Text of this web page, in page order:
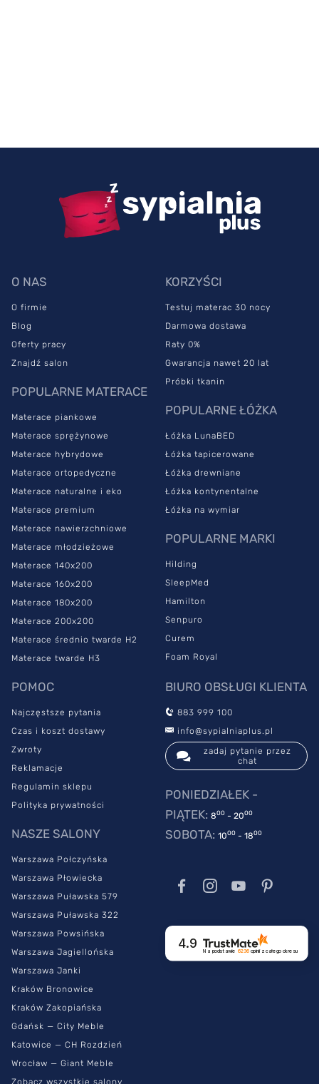
O NAS
O firmie
Blog
Oferty pracy
Znajdź salon
POPULARNE MATERACE
Materace piankowe
Materace sprężynowe
Materace hybrydowe
Materace ortopedyczne
Materace naturalne i eko
Materace premium
Materace nawierzchniowe
Materace młodzieżowe
Materace 140x200
Materace 160x200
Materace 180x200
Materace 200x200
Materace średnio twarde H2
Materace twarde H3
KORZYŚCI
Testuj materac 30 nocy
Darmowa dostawa
Raty 0%
Gwarancja nawet 20 lat
Próbki tkanin
POPULARNE ŁÓŻKA
Łóżka LunaBED
Łóżka tapicerowane
Łóżka drewniane
Łóżka kontynentalne
Łóżka na wymiar
POPULARNE MARKI
Hilding
SleepMed
Hamilton
Senpuro
Curem
Foam Royal
POMOC
Najczęstsze pytania
Czas i koszt dostawy
Zwroty
Reklamacje
Regulamin sklepu
Polityka prywatności
NASZE SALONY
Warszawa Połczyńska
Warszawa Płowiecka
Warszawa Puławska 579
Warszawa Puławska 322
Warszawa Powsińska
Warszawa Jagiellońska
Warszawa Janki
Kraków Bronowice
Kraków Zakopiańska
Gdańsk — City Meble
Katowice — CH Rozdzień
Wrocław — Giant Meble
Zobacz wszystkie salony
BIURO OBSŁUGI KLIENTA
883 999 100
info@sypialniaplus.pl
zadaj pytanie przez
chat
PONIEDZIAŁEK -
PIĄTEK: 800 - 2000
SOBOTA: 1000 - 1800
4.9
Na podstawie 6236opinii z całego okresu